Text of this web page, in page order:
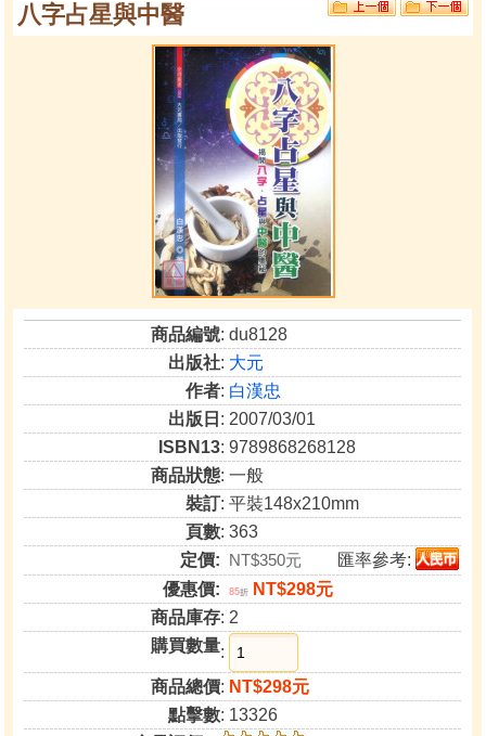
八字占星與中醫
商品編號: du8128
出版社: 大元
作者: 白漢忠
出版日 : 2007/03/01
ISBN13: 9789868268128
商品狀態: 一般
裝訂: 平裝148x210mm
頁數: 363
定價: NT$350元
匯率參考:
優惠價:
85折
NT$298元
商品庫存: 2
購買數量:
商品總價: NT$298元
點擊數: 13326